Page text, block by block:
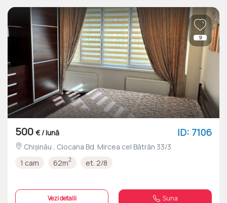
9
500 € / lună ID: 7106
Chișinău , Ciocana Bd. Mircea cel Bătrân 33/3
1 cam
62m2 et. 2/8
Vezi detalii Suna